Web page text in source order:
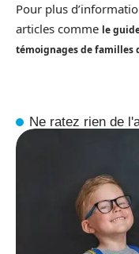
Pour plus
articles comme le
témoignages de familles
Ne ratez rien de